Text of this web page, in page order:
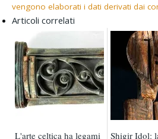
vengono elaborati i dati derivati dai
Articoli correlati
L'arte celtica ha legami
Shigir Idol: